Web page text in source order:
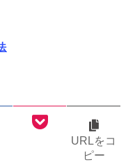
URLをコ
ピー